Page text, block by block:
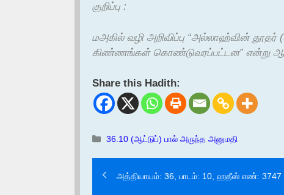
குறிப்பு :
மஅகில் வழி அறிவிப்பு “அல்லாஹ்வின்
கிண்ணங்கள் கொண்டுவரப்பட்டன” என்று
Share this Hadith:
Categories
36.10 (ஆட்டுப்) பால் அருந்த அனுமதி
அத்தியாயம்: 36, பாடம்: 10, ஹதீஸ் எண்: 3747